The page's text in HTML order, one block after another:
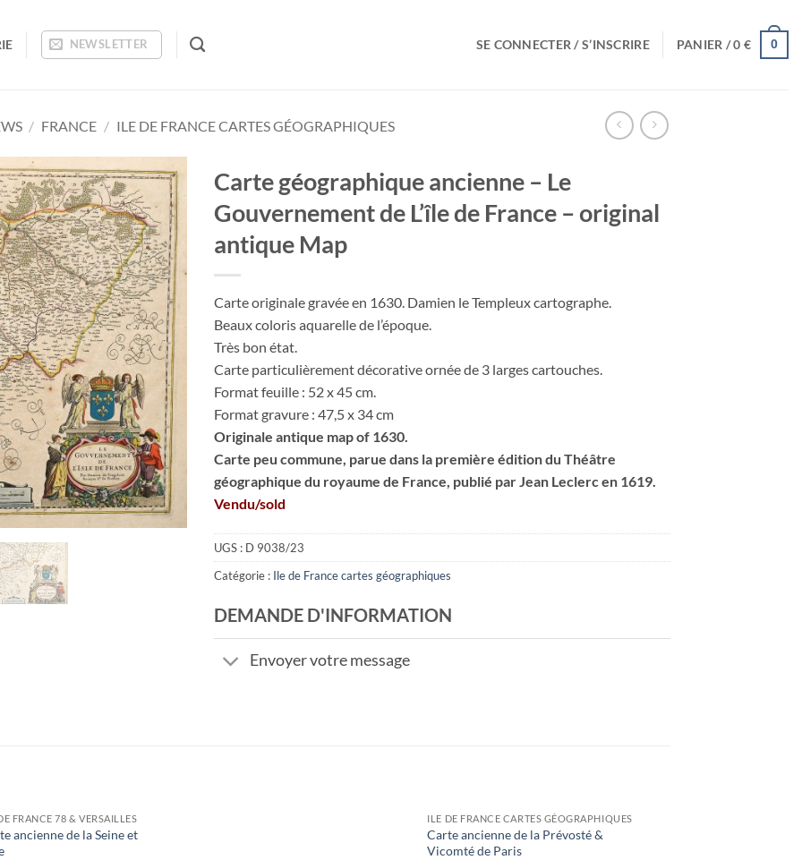
NEWSLETTER SE CONNECTER / S’INSCRIRE PANIER /0€ 0
/ FRANCE / ILE DE FRANCE CARTES GÉOGRAPHIQUES
Ajouter
à la
wishlist
Carte géographique ancienne – Le
Gouvernement de L’île de France – original
antique Map
Carte originale gravée en 1630. Damien le Templeux cartographe.
Beaux coloris aquarelle de l’époque.
Très bon état.
Carte particulièrement décorative ornée de 3 larges cartouches.
Format feuille : 52 x 45 cm.
Format gravure : 47,5 x 34 cm
Originale antique map of 1630.
Carte peu commune, parue dans la première édition du Théâtre
géographique du royaume de France, publié par Jean Leclerc en 1619.
Vendu/sold
UGS : D 9038/23
Catégorie : Ile de France cartes géographiques
DEMANDE D'INFORMATION
Envoyer votre message
FRANCE 78 & VERSAILLES
ancienne de la Seine et
ILE DE FRANCE CARTES GÉOGRAPHIQUES
Carte ancienne de la Prévosté &
Vicomté de Paris